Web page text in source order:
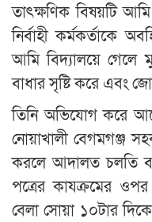
তাৎক্ষণিক বিষয়টি
নির্বাহী কর্মকর্তাকে
আমি বিদ্যালয়ে গেলে
বাধার সৃষ্টি করে এবং
তিনি অভিযোগ করে
নোয়াখালী বেগমগঞ্জ
করলে আদালত চলতি
পত্রের কাযক্রমের ওপর
বেলা সোয়া ১০টার